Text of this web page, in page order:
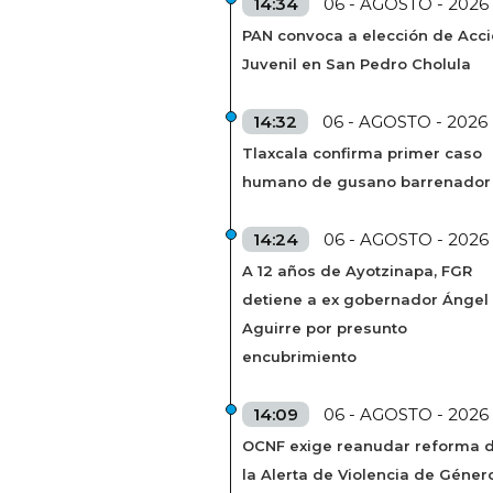
PAN convoca a elección de
Juvenil en San Pedro Cholula
14:32 06 - AGOSTO - 2026
Tlaxcala confirma primer caso
humano de gusano barrenador
14:24 06 - AGOSTO - 2026
A 12 años de Ayotzinapa, FGR
detiene a ex gobernador Ángel
Aguirre por presunto
encubrimiento
14:09 06 - AGOSTO - 2026
OCNF exige reanudar reforma
la Alerta de Violencia de